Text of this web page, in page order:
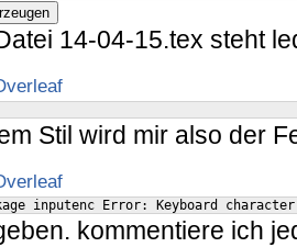
14-04-15.tex steht
Stil wird mir also der
inputenc Error: Keyboard
kommentiere ich